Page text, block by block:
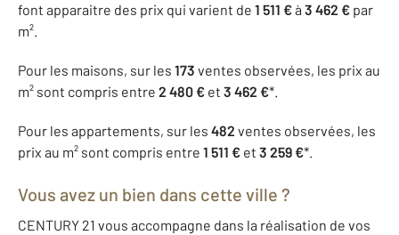
font apparaitre des prix qui varient de 1 511 €à 3 462 € par
m².
Pour les maisons, sur les 173 ventes observées, les prix au
m² sont compris entre 2 480 € et 3 462 €*.
Pour les appartements, sur les 482 ventes observées, les
prix au m² sont compris entre 1 511 € et 3 259 €*.
Vous avez un bien dans cette ville ?
CENTURY 21 vous accompagne dans la réalisation de vos